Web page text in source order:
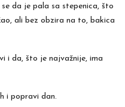
da je pala sa stepenica, što
ali bez obzira na to, bakica
i da, što je najvažnije, ima
i popravi dan.